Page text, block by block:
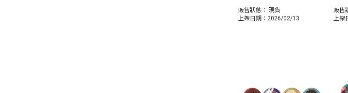
販售狀態： 現貨
上架日期：2026/02/13
販售
上架